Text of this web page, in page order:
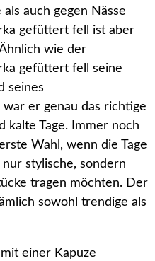
auch gegen Nässe
gefüttert fell ist aber
wie der
gefüttert fell seine
seines
er genau das richtige
kalte Tage. Immer noch
Wahl, wenn die Tage
stylische, sondern
tragen möchten. Der
sowohl trendige als
einer Kapuze